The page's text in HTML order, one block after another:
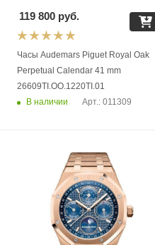
Часы Audemars Piguet Royal Oak
Perpetual Calendar 41 mm
26609TI.OO.1220TI.01
В наличии
Арт.: 011309
119 800 руб.